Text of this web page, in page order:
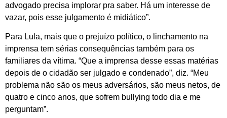
advogado precisa implorar pra saber. Há um interesse de
vazar, pois esse julgamento é midiático”.
Para Lula, mais que o prejuízo político, o linchamento na
imprensa tem sérias consequências também para os
familiares da vítima. “Que a imprensa desse essas matérias
depois de o cidadão ser julgado e condenado”, diz. “Meu
problema não são os meus adversários, são meus netos, de
quatro e cinco anos, que sofrem bullying todo dia e me
perguntam”.